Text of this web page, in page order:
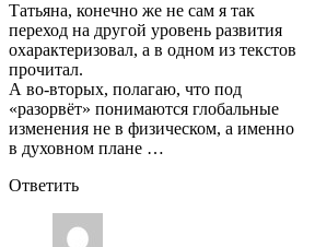
Татьяна, конечно же не сам я так
переход на другой уровень развития
охарактеризовал, а в одном из текстов
прочитал.
А во-вторых, полагаю, что под
«разорвёт» понимаются глобальные
изменения не в физическом, а именно
в духовном плане …
Ответить